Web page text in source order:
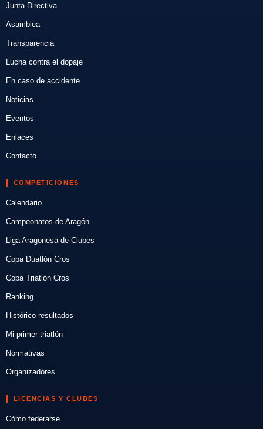
Junta Directiva
Asamblea
Transparencia
Lucha contra el dopaje
En caso de accidente
Noticias
Eventos
Enlaces
Contacto
COMPETICIONES
Calendario
Campeonatos de Aragón
Liga Aragonesa de Clubes
Copa Duatlón Cros
Copa Triatlón Cros
Ranking
Histórico resultados
Mi primer triatlón
Normativas
Organizadores
LICENCIAS Y CLUBES
Cómo federarse